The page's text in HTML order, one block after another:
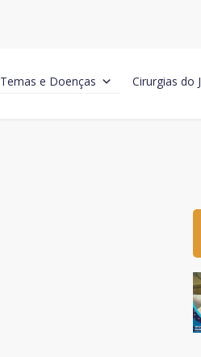
Temas e Doenças Cirurgias do